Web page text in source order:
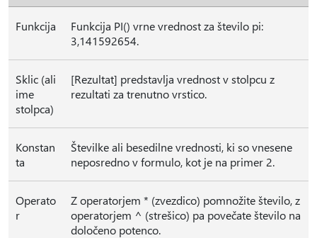
Funkcija
Funkcija PI() vrne vrednost za število pi:
3,141592654.
Sklic (ali
ime
stolpca)
[Rezultat] predstavlja vrednost v stolpcu z
rezultati za trenutno vrstico.
Konstan
ta
Številke ali besedilne vrednosti, ki so vnesene
neposredno v formulo, kot je na primer 2.
Operato
r
Z operatorjem * (zvezdico) pomnožite število, z
operatorjem ^ (strešico) pa povečate število na
določeno potenco.